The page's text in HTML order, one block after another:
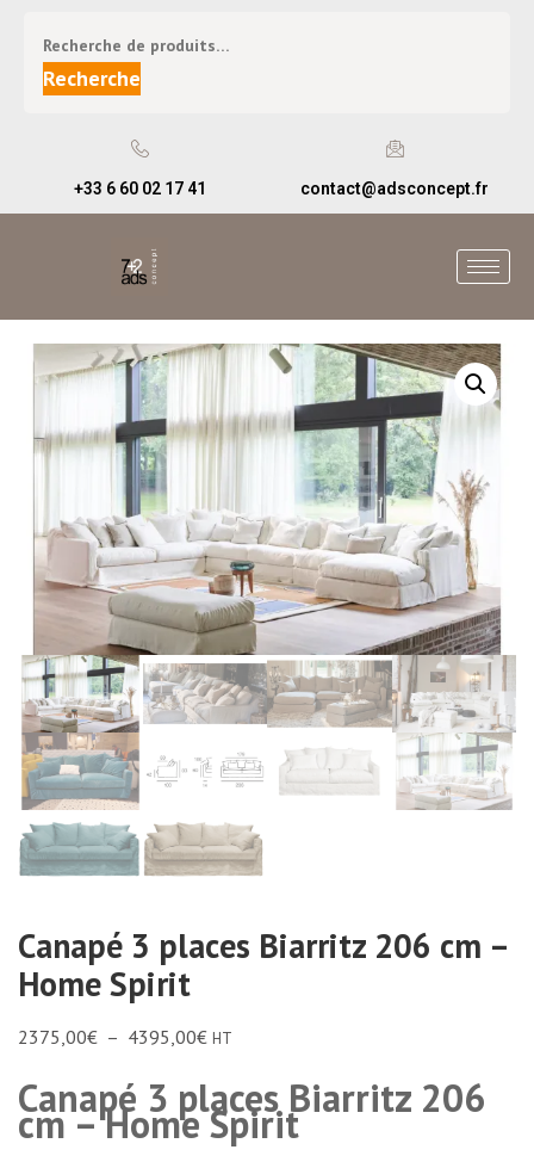
Recherche
+33 6 60 02 17 41 contact@adsconcept.fr
Canapé 3 places Biarritz 206 cm –
Home Spirit
2375,00€ – 4395,00€ HT
Canapé 3 places Biarritz 206
cm – Home Spirit